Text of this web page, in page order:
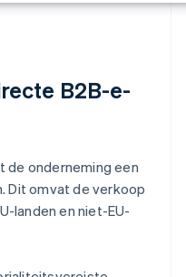
B2B-e-
de onderneming een
Dit omvat de verkoop
landen en niet-EU-